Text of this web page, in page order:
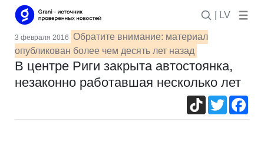
| LV
3 февраля 2016 Обратите внимание: материал
опубликован более чем десять лет назад
В центре Риги закрыта автостоянка,
незаконно работавшая несколько лет
TikTokTwitter